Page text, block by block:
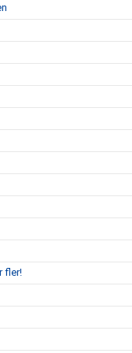
fler!